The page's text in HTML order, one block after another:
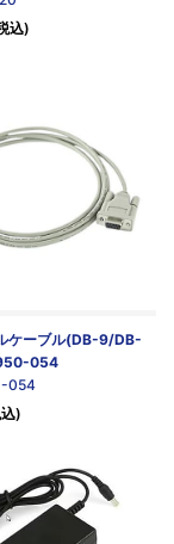
込)
ケーブル(DB-9/DB-
054
054
)